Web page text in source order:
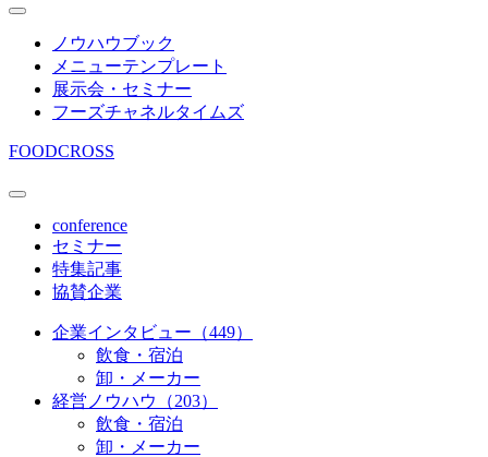
ノウハウブック
メニューテンプレート
展示会・セミナー
フーズチャネルタイムズ
FOODCROSS
conference
セミナー
特集記事
協賛企業
企業インタビュー（449）
飲食・宿泊
卸・メーカー
経営ノウハウ（203）
飲食・宿泊
卸・メーカー